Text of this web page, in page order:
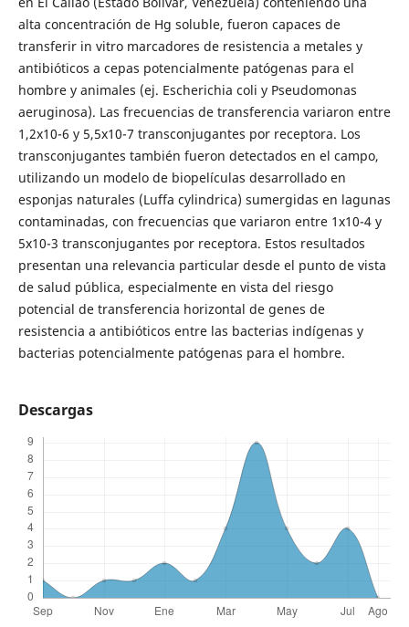
alta concentración de Hg soluble, fueron capaces de
transferir in vitro marcadores de resistencia a metales y
antibióticos a cepas potencialmente patógenas para el
hombre y animales (ej. Escherichia coli y Pseudomonas
aeruginosa). Las frecuencias de transferencia variaron entre
1,2x10-6 y 5,5x10-7 transconjugantes por receptora. Los
transconjugantes también fueron detectados en el campo,
utilizando un modelo de biopelículas desarrollado en
esponjas naturales (Luffa cylindrica) sumergidas en lagunas
contaminadas, con frecuencias que variaron entre 1x10-4 y
5x10-3 transconjugantes por receptora. Estos resultados
presentan una relevancia particular desde el punto de vista
de salud pública, especialmente en vista del riesgo
potencial de transferencia horizontal de genes de
resistencia a antibióticos entre las bacterias indígenas y
bacterias potencialmente patógenas para el hombre.
Descargas